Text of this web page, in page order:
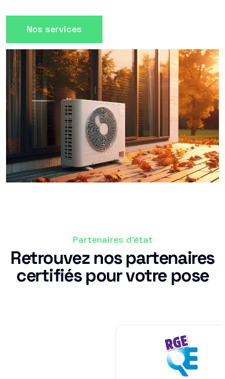
Nos services
Partenaires d'état
Retrouvez nos partenaires
certifiés pour votre pose